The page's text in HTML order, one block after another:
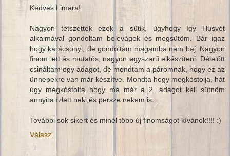
Kedves Limara!
Nagyon tetszettek ezek a sütik, úgyhogy így Húsvét
alkalmával gondoltam belevágok és megsütöm. Bár igaz
hogy karácsonyi, de gondoltam magamba nem baj. Nagyon
finom lett és mutatós, nagyon egyszerű elkészíteni. Délelőtt
csináltam egy adagot, de mondtam a páromnak, hogy ez az
ünnepekre van már készítve. Mondta hogy megkóstolja, hát
úgy megkóstolta hogy ma már a 2. adagot kell sütnöm
annyira ízlett neki,és persze nekem is.
További sok sikert és minél több új finomságot kívánok!!!! :)
Válasz